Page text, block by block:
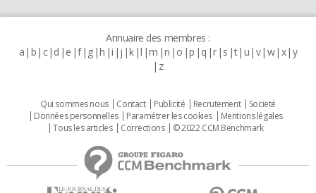
Annuaire des membres :
a b c d e f g h i j k l m n o p q r s t u v w x y
z
Qui sommes nous Contact Publicité Recrutement
Societé
Données personnelles
Paramétrer les cookies
Mentions légales
Tous les articles
Corrections © 2022 CCM Benchmark